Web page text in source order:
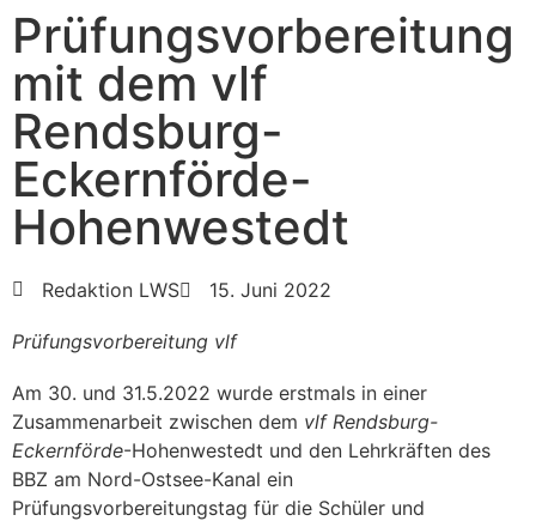
Prüfungsvorbereitung
mit dem vlf
Rendsburg-
Eckernförde-
Hohenwestedt
Redaktion LWS 15. Juni 2022
Prüfungsvorbereitung vlf
Am 30. und 31.5.2022 wurde erstmals in einer
Zusammenarbeit zwischen dem vlf Rendsburg-
Eckernförde-Hohenwestedt und den Lehrkräften des
BBZ am Nord-Ostsee-Kanal ein
Prüfungsvorbereitungstag für die Schüler und